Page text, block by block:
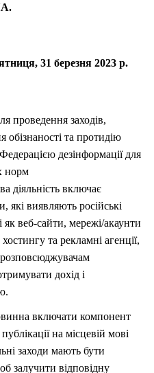
31 березня 2023 р.
проведення заходів,
та протидію
дезінформації для
норм
діяльність включає
які виявляють російські
як веб-сайти, мережі/акаунти
та рекламні агенції,
дохід і
включати компонент
на місцевій мові
заходи мають бути
залучити відповідну